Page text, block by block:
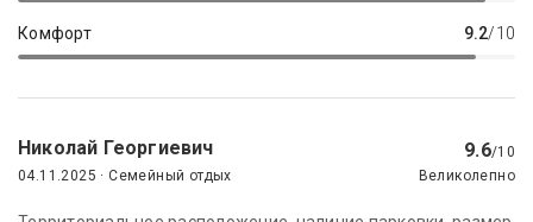
Комфорт 9.2/10
Николай Георгиевич 9.6/10
04.11.2025 · Семейный отдых
Великолепно